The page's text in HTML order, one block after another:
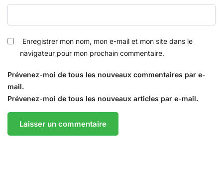
Enregistrer mon nom, mon e-mail et mon site dans le
navigateur pour mon prochain commentaire.
Prévenez-moi de tous les nouveaux commentaires par e-
mail.
Prévenez-moi de tous les nouveaux articles par e-mail.